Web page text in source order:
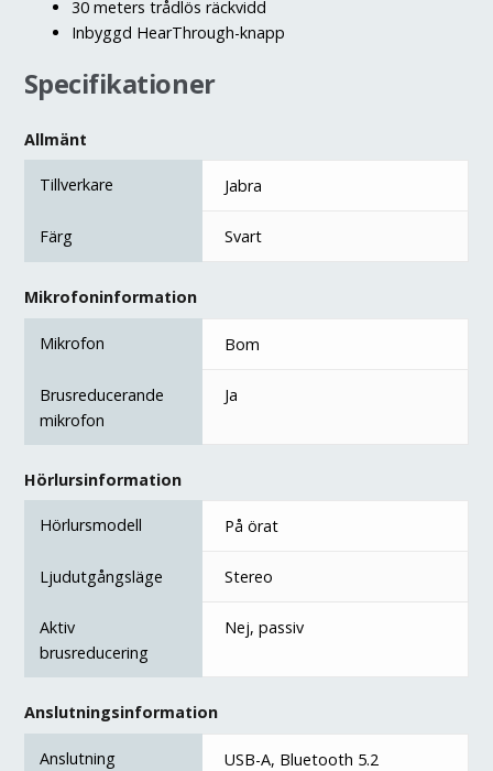
30 meters trådlös räckvidd
Inbyggd HearThrough-knapp
Specifikationer
Allmänt
Tillverkare Jabra
Färg Svart
Mikrofoninformation
Mikrofon Bom
Brusreducerande
mikrofon
Ja
Hörlursinformation
Hörlursmodell På örat
Ljudutgångsläge Stereo
Aktiv
brusreducering
Nej, passiv
Anslutningsinformation
Anslutning USB-A, Bluetooth 5.2